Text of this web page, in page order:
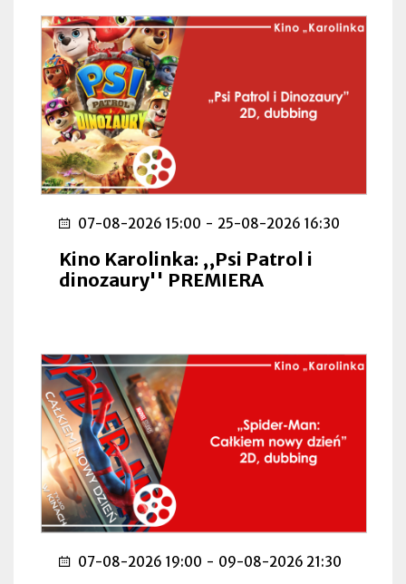
07-08-2026 15:00 - 25-08-2026 16:30
Kino Karolinka: ,,Psi Patrol i
dinozaury'' PREMIERA
07-08-2026 19:00 - 09-08-2026 21:30